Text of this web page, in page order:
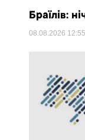
Браїлів:
08.08.2026 12:55